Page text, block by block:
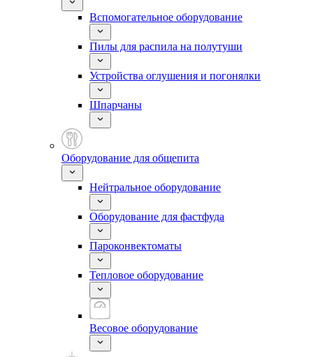
Вспомогательное оборудование
Пилы для распила на полутуши
Устройства оглушения и погонялки
Шпарчаны
Оборудование для общепита
Нейтральное оборудование
Оборудование для фастфуда
Пароконвектоматы
Тепловое оборудование
Весовое оборудование